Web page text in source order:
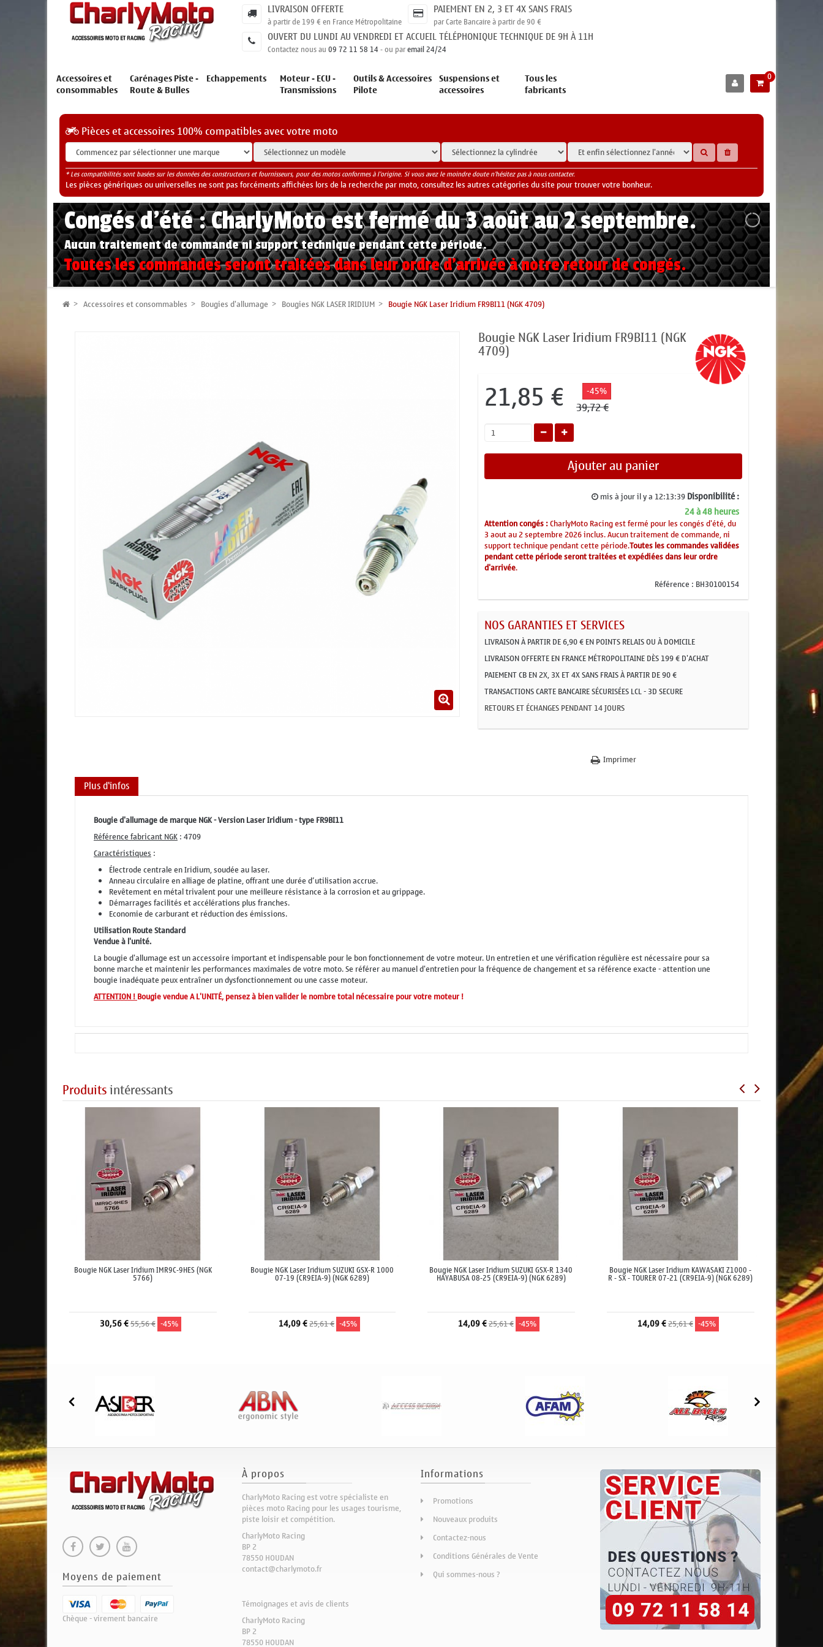
LIVRAISON OFFERTE
à partir de 199 € en France Métropolitaine
PAIEMENT EN 2, 3 ET 4X SANS FRAIS
par Carte Bancaire à partir de 90 €
OUVERT DU LUNDI AU VENDREDI ET ACCUEIL TÉLÉPHONIQUE TECHNIQUE DE 9H À 11H
Contactez nous au09 72 11 58 14- ou paremail 24/24
Accessoires et
consommables
Carénages Piste -
Route & Bulles
Echappements Moteur - ECU -
Transmissions
Outils & Accessoires
Pilote
Suspensions et
accessoires
Tous les
fabricants
0
Pièces et accessoires 100% compatibles avec votre moto
* Les compatibilités sont basées sur les données des constructeurs et fournisseurs, pour des motos conformes à l'origine. Si vous avez le moindre doute n'hésitez pas à nous contacter.
Les pièces génériques ou universelles ne sont pas forcéments affichées lors de la recherche par moto, consultez les autres catégories du site pour trouver votre bonheur.
Congés d'été : CharlyMoto est fermé du 3 août au 2 septembre.
Aucun traitement de commande ni support technique pendant cette période.
Toutes les commandes seront traitées dans leur ordre d'arrivée à notre retour de congés.
Accessoires et consommables Bougies d'allumage Bougies NGK LASER IRIDIUM Bougie NGK Laser Iridium FR9BI11 (NGK 4709)
Bougie NGK Laser Iridium FR9BI11 (NGK
4709)
21,85 € -45%
39,72 €
Ajouter au panier
mis à jour il y a 12:13:39Disponibilité :
24 à 48 heures
Attention congés :CharlyMoto Racing est fermé pour les congés d'été, du
3 aout au 2 septembre 2026 inclus. Aucun traitement de commande, ni
support technique pendant cette période.Toutes les commandes validées
pendant cette période seront traitées et expédiées dans leur ordre
d'arrivée.
Référence : BH30100154
NOS GARANTIES ET SERVICES
LIVRAISON À PARTIR DE 6,90 € EN POINTS RELAIS OU À DOMICILE
LIVRAISON OFFERTE EN FRANCE MÉTROPOLITAINE DÈS 199 € D'ACHAT
PAIEMENT CB EN 2X, 3X ET 4X SANS FRAIS À PARTIR DE 90 €
TRANSACTIONS CARTE BANCAIRE SÉCURISÉES LCL - 3D SECURE
RETOURS ET ÉCHANGES PENDANT 14 JOURS
Imprimer
Plus d'infos
Bougie d'allumage de marque NGK - Version Laser Iridium - type FR9BI11
Référence fabricant NGK: 4709
Caractéristiques:
Électrode centrale en Iridium, soudée au laser.
Anneau circulaire en alliage de platine, offrant une durée d’utilisation accrue.
Revêtement en métal trivalent pour une meilleure résistance à la corrosion et au grippage.
Démarrages facilités et accélérations plus franches.
Economie de carburant et réduction des émissions.
Utilisation Route Standard
Vendue à l'unité.
La bougie d'allumage est un accessoire important et indispensable pour le bon fonctionnement de votre moteur. Un entretien et une vérification régulière est nécessaire pour sa
bonne marche et maintenir les performances maximales de votre moto. Se référer au manuel d'entretien pour la fréquence de changement et sa référence exacte - attention une
bougie inadéquate peux entraîner un dysfonctionnement ou une casse moteur.
ATTENTION !Bougie vendue A L'UNITÉ, pensez à bien valider le nombre total nécessaire pour votre moteur !
Produitsintéressants
Bougie NGK Laser Iridium IMR9C-9HES (NGK
5766)
30,56 €55,56 € -45%
Bougie NGK Laser Iridium SUZUKI GSX-R 1000
07-19 (CR9EIA-9) (NGK 6289)
14,09 €25,61 € -45%
Bougie NGK Laser Iridium SUZUKI GSX-R 1340
HAYABUSA 08-25 (CR9EIA-9) (NGK 6289)
14,09 €25,61 € -45%
Bougie NGK Laser Iridium KAWASAKI Z1000 -
R - SX - TOURER 07-21 (CR9EIA-9) (NGK 6289)
14,09 €25,61 € -45%
Moyens de paiement
Chèque - virement bancaire
À propos
CharlyMoto Racing est votre spécialiste en
pièces moto Racing pour les usages tourisme,
piste loisir et compétition.
CharlyMoto Racing
BP 2
78550 HOUDAN
contact@charlymoto.fr
Témoignages et avis de clients
CharlyMoto Racing
BP 2
78550 HOUDAN
Informations
Promotions
Nouveaux produits
Contactez-nous
Conditions Générales de Vente
Qui sommes-nous ?